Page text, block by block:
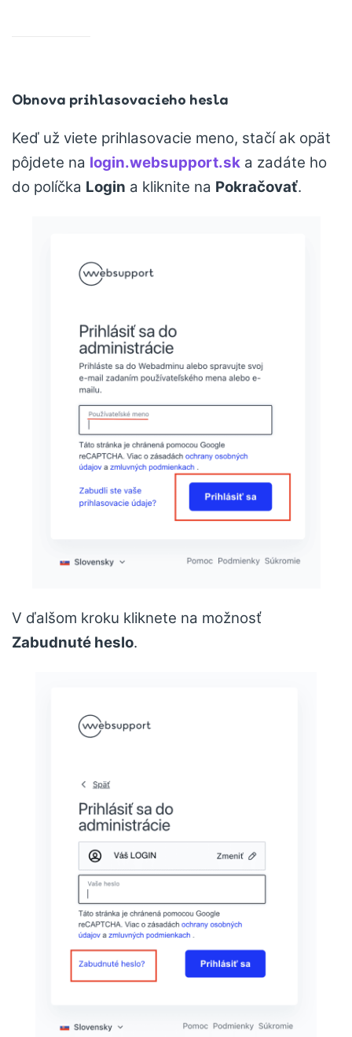
Obnova prihlasovacieho hesla
Keď už viete prihlasovacie meno, stačí ak opät
pôjdete na login.websupport.sk a zadáte ho
do políčka Login a kliknite na Pokračovať.
V ďalšom kroku kliknete na možnosť
Zabudnuté heslo.